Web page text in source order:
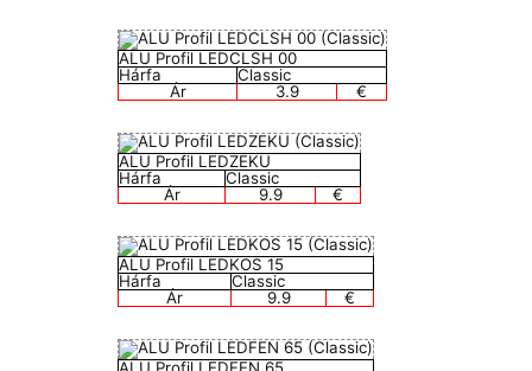
ALU Profil LEDCLSH 00
Hárfa
Classic
Ár
3.9 €
ALU Profil LEDZEKU
Hárfa
Classic
Ár
9.9 €
ALU Profil LEDKOS 15
Hárfa
Classic
Ár
9.9 €